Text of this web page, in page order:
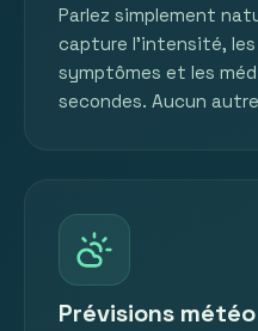
Parlez simplement
capture l'intensité, les
symptômes et les
secondes. Aucun
Prévisions